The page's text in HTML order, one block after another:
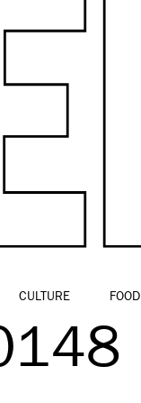
CULTURE FOOD